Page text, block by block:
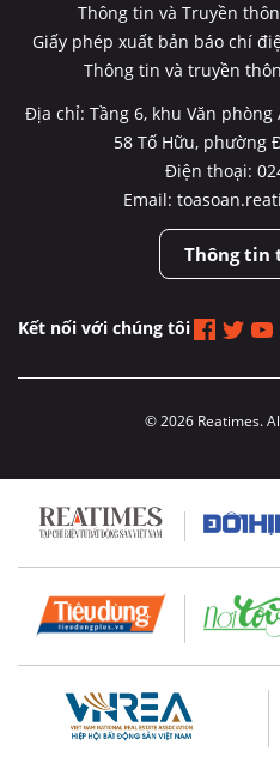
Thông tin và Truyền
Giấy phép xuất bản báo chí
Thông tin và truyền
Địa chỉ: Tầng 6, khu Văn phòng
58 Tố Hữu, phường
Điện thoại:
Email:
Thông tin
Kết nối với chúng tôi
© 2026 Reatimes.